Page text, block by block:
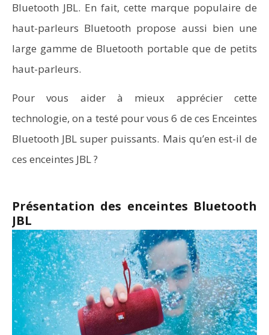
Bluetooth JBL. En fait, cette marque populaire de
haut-parleurs Bluetooth propose aussi bien une
large gamme de Bluetooth portable que de petits
haut-parleurs.
Pour vous aider à mieux apprécier cette
technologie, on a testé pour vous 6 de ces Enceintes
Bluetooth JBL super puissants. Mais qu’en est-il de
ces enceintes JBL ?
Présentation des enceintes Bluetooth
JBL